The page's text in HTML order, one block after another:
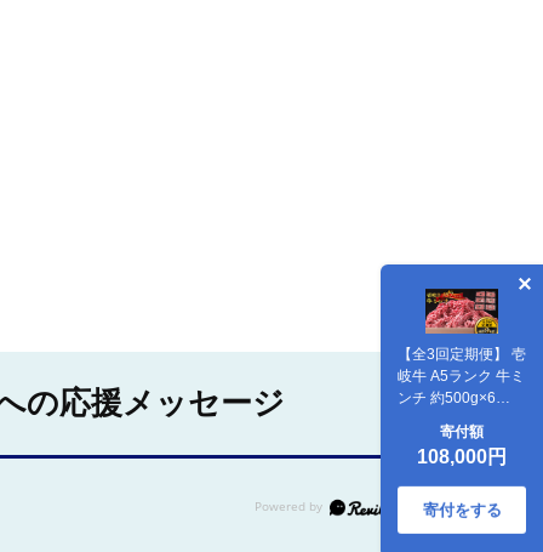
【全3回定期便】 壱
岐牛 A5ランク 牛ミ
ンチ 約500g×6
《壱岐市》
【KRAZY MEAT】
[JER046] 小分け ミ
ンチ 3kg 挽き肉 ひ
き肉 牛肉 赤身
100000 100000円
寄付額
108,000円
寄付をする
の応援メッセージ